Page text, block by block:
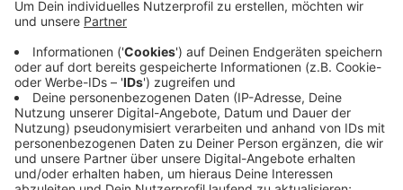
Ex-CDU-Chef Armin Laschet ist seinen Führerschein
los, zumindest für einen Monat. Laut der
Sonntagwurde der ehemalige NRW-Ministerpräsident
Armin Laschet im Juli 2024 in Aachen mit 97 km/h
geblitzt, erlaubt waren 50 km/h. Laschet muss laut
dem Bericht eine Geldstrafe von 428,50 Euro zahlen,
hat zwei Punkte im Flensburger
Verkehrssündenregister erhalten und ein Fahrverbot
von einem Monat bekommen.